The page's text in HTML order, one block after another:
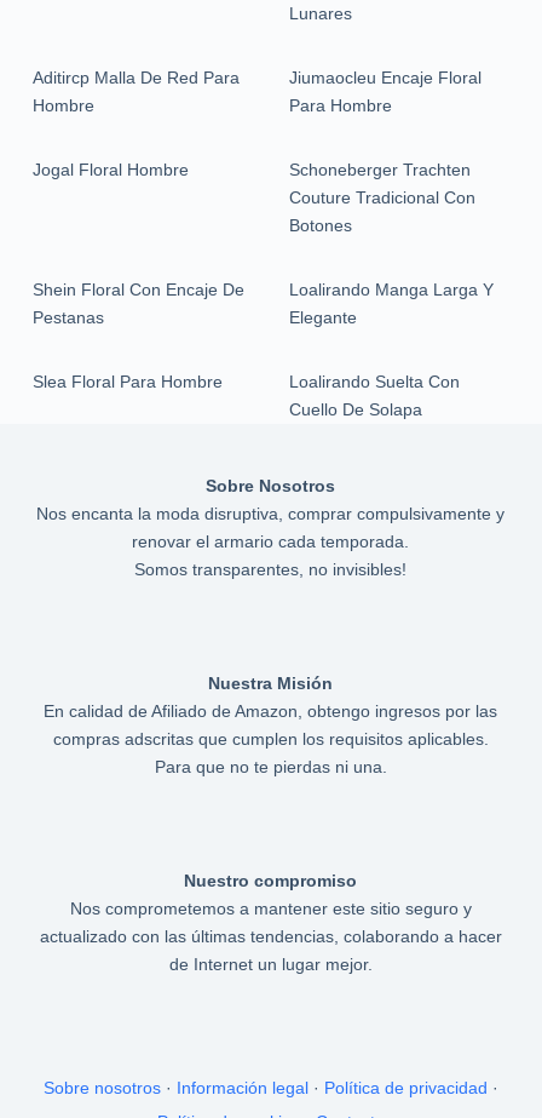
Lunares
Aditircp Malla De Red Para
Hombre
Jiumaocleu Encaje Floral
Para Hombre
Jogal Floral Hombre
Schoneberger Trachten
Couture Tradicional Con
Botones
Shein Floral Con Encaje De
Pestanas
Loalirando Manga Larga Y
Elegante
Slea Floral Para Hombre
Loalirando Suelta Con
Cuello De Solapa
Sobre Nosotros
Nos encanta la moda disruptiva, comprar compulsivamente y
renovar el armario cada temporada.
Somos transparentes, no invisibles!
Nuestra Misión
En calidad de Afiliado de Amazon, obtengo ingresos por las
compras adscritas que cumplen los requisitos aplicables.
Para que no te pierdas ni una.
Nuestro compromiso
Nos comprometemos a mantener este sitio seguro y
actualizado con las últimas tendencias, colaborando a hacer
de Internet un lugar mejor.
Sobre nosotros· Información legal· Política de privacidad ·